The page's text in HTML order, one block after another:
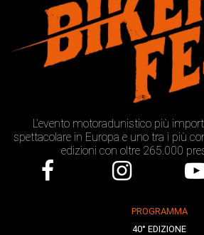
L’evento motoradunistico più
spettacolare in Europa e uno tra i più
edizioni con oltre 265.000
PROGRAMMA
40° EDIZIONE